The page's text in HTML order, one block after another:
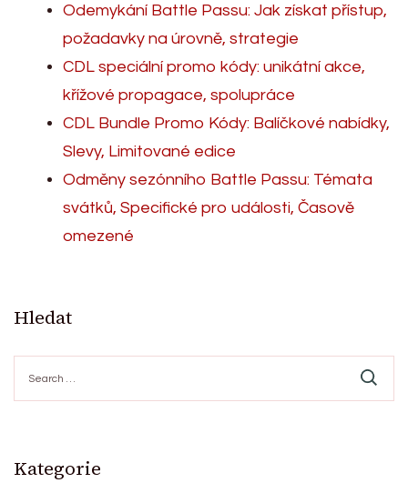
Odemykání Battle Passu: Jak získat přístup,
požadavky na úrovně, strategie
CDL speciální promo kódy: unikátní akce,
křížové propagace, spolupráce
CDL Bundle Promo Kódy: Balíčkové nabídky,
Slevy, Limitované edice
Odměny sezónního Battle Passu: Témata
svátků, Specifické pro události, Časově
omezené
Hledat
for:
Kategorie